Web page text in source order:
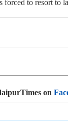
forced to resort to
on